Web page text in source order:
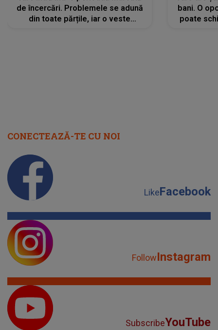
de încercări. Problemele se adună
din toate părțile, iar o veste
bani. O
poate
CONECTEAZĂ-TE CU NOI
LikeFacebook
FollowInstagram
SubscribeYouTube